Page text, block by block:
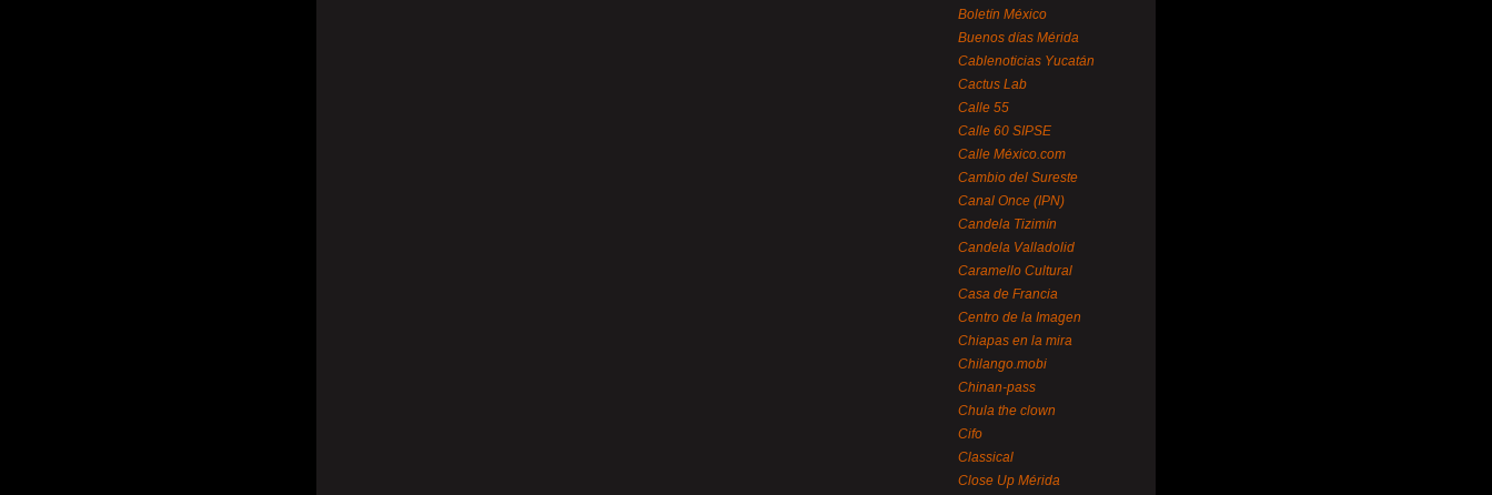
Boletín México
Buenos días Mérida
Cablenoticias Yucatán
Cactus Lab
Calle 55
Calle 60 SIPSE
Calle México.com
Cambio del Sureste
Canal Once (IPN)
Candela Tizimín
Candela Valladolid
Caramello Cultural
Casa de Francia
Centro de la Imagen
Chiapas en la mira
Chilango.mobi
Chinan-pass
Chula the clown
Cifo
Classical
Close Up Mérida